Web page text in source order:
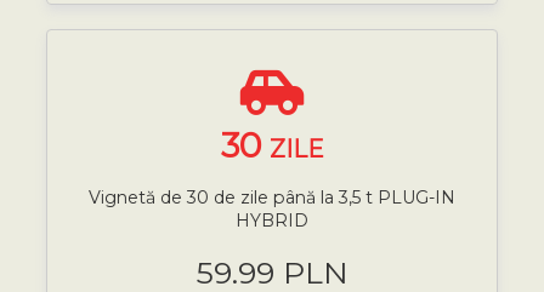
30 ZILE
Vignetă de 30 de zile până la 3,5 t PLUG-IN
HYBRID
59.99 PLN